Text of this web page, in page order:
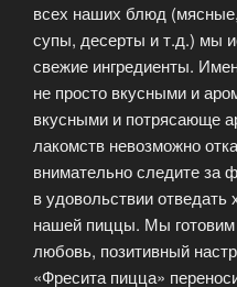
всех наших блюд
супы, десерты и т.д.) мы
свежие ингредиенты.
не просто вкусными и
вкусными и потрясающе
лакомств невозможно
внимательно следите за
в удовольствии
нашей пиццы. Мы
любовь, позитивный
«Фресита пицца»